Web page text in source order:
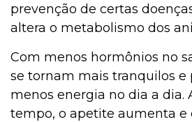
prevenção de certas
altera o metabolismo dos
Com menos hormônios no
se tornam mais tranquilos e
menos energia no dia a dia.
tempo, o apetite aumenta e